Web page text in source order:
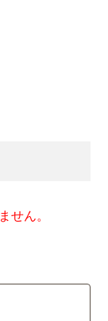
せん。